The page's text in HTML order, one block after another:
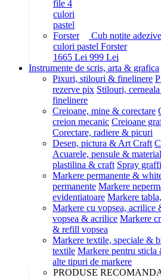
Cub notite
culori pastel Forster
1665 Lei 999 Lei
Instrumente de scris, arta & grafica
Pixuri, stilouri & finelinere
rezerve pix Stilouri,
finelinere
Creioane, mine & corectare
creion mecanic Creioane
Corectare, radiere & picuri
Desen, pictura & Art Craft
Acuarele, pensule &
plastilina & craft Spray
Markere permanente &
permanente Markere
evidentiatoare Markere
Markere cu vopsea, acrilice
vopsea & acrilice Markere
& refill vopsea
Markere textile, speciale &
textile Markere pentru sticla
alte tipuri de markere
PRODUSE